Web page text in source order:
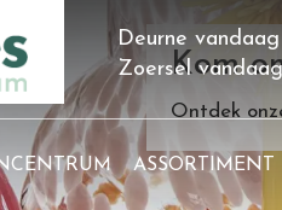
Kom
Ontdek
Deurne
Zoersel
ASSORTIMENT